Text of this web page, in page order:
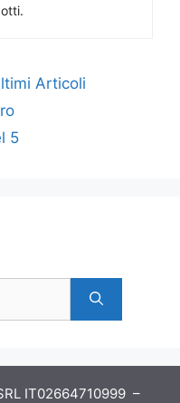
Articoli
5
IT02664710999 –